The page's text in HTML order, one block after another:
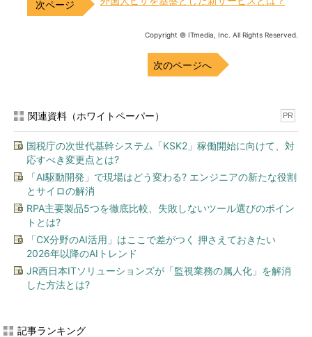
Copyright © ITmedia, Inc. All Rights Reserved.
次のページへ
関連資料（ホワイトペーパー） PR
国税庁の次世代基幹システム「KSK2」稼働開始に向けて、対
応すべき変更点とは?
「AI駆動開発」で現場はどう変わる? エンジニアの新たな役割
とサイロの解消
RPA主要製品5つを徹底比較、失敗しないツール選びのポイン
トとは?
「CX分野のAI活用」はここで差がつく 押さえておきたい
2026年以降のAIトレンド
JR西日本ITソリューションズが「監視業務の属人化」を解消
した方法とは?
記事ランキング